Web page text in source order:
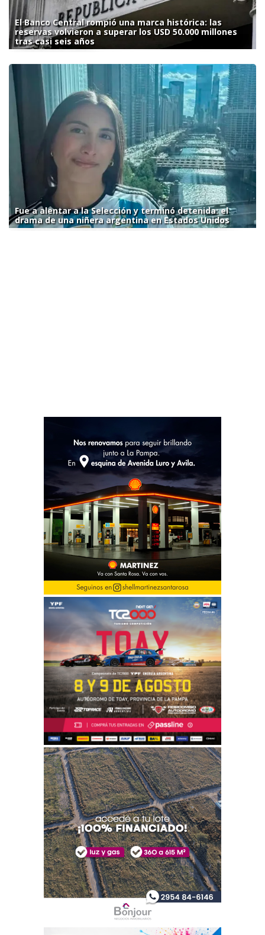
El Banco Central rompió una marca histórica: las
reservas volvieron a superar los USD 50.000 millones
tras casi seis años
Fue a alentar a la Selección y terminó detenida: el
drama de una niñera argentina en Estados Unidos